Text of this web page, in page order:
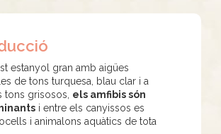
estanyol gran amb aigües
de tons turquesa, blau clar i a
tons grisosos, els amfibis són
i entre els canyissos es
i animalons aquàtics de tota